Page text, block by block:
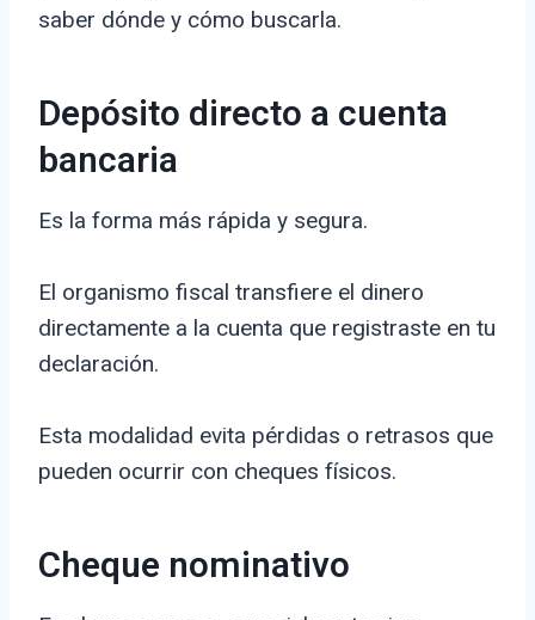
saber dónde y cómo buscarla.
Depósito directo a cuenta
bancaria
Es la forma más rápida y segura.
El organismo fiscal transfiere el dinero
directamente a la cuenta que registraste en tu
declaración.
Esta modalidad evita pérdidas o retrasos que
pueden ocurrir con cheques físicos.
Cheque nominativo